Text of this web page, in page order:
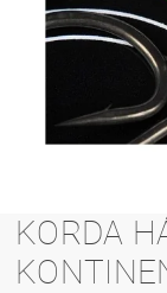
KORDA